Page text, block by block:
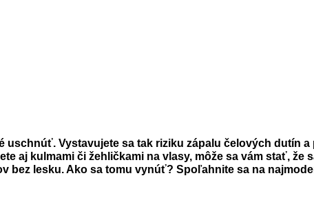
uschnúť. Vystavujete sa tak riziku zápalu čelových dutín
aj kulmami či žehličkami na vlasy, môže sa vám stať, že
bez lesku. Ako sa tomu vynúť? Spoľahnite sa na